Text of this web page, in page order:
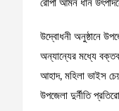
রোপা আমন ধান
উদ্বোধনী অনুষ্ঠানে
অন্যান্যের মধ্যে
আহাদ, মহিলা ভাইস
উপজেলা দুর্নীতি